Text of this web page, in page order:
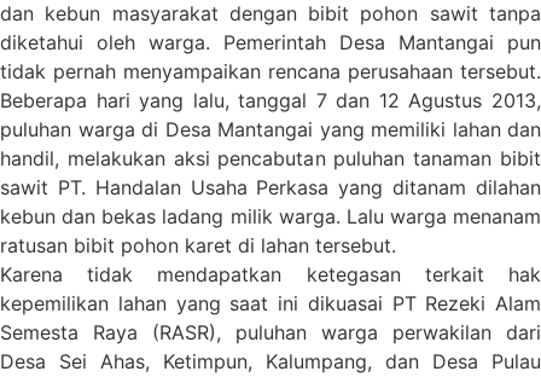
dan kebun masyarakat dengan bibit pohon sawit tanpa
diketahui oleh warga. Pemerintah Desa Mantangai pun
tidak pernah menyampaikan rencana perusahaan tersebut.
Beberapa hari yang lalu, tanggal 7 dan 12 Agustus 2013,
puluhan warga di Desa Mantangai yang memiliki lahan dan
handil, melakukan aksi pencabutan puluhan tanaman bibit
sawit PT. Handalan Usaha Perkasa yang ditanam dilahan
kebun dan bekas ladang milik warga. Lalu warga menanam
ratusan bibit pohon karet di lahan tersebut.
Karena tidak mendapatkan ketegasan terkait hak
kepemilikan lahan yang saat ini dikuasai PT Rezeki Alam
Semesta Raya (RASR), puluhan warga perwakilan dari
Desa Sei Ahas, Ketimpun, Kalumpang, dan Desa Pulau